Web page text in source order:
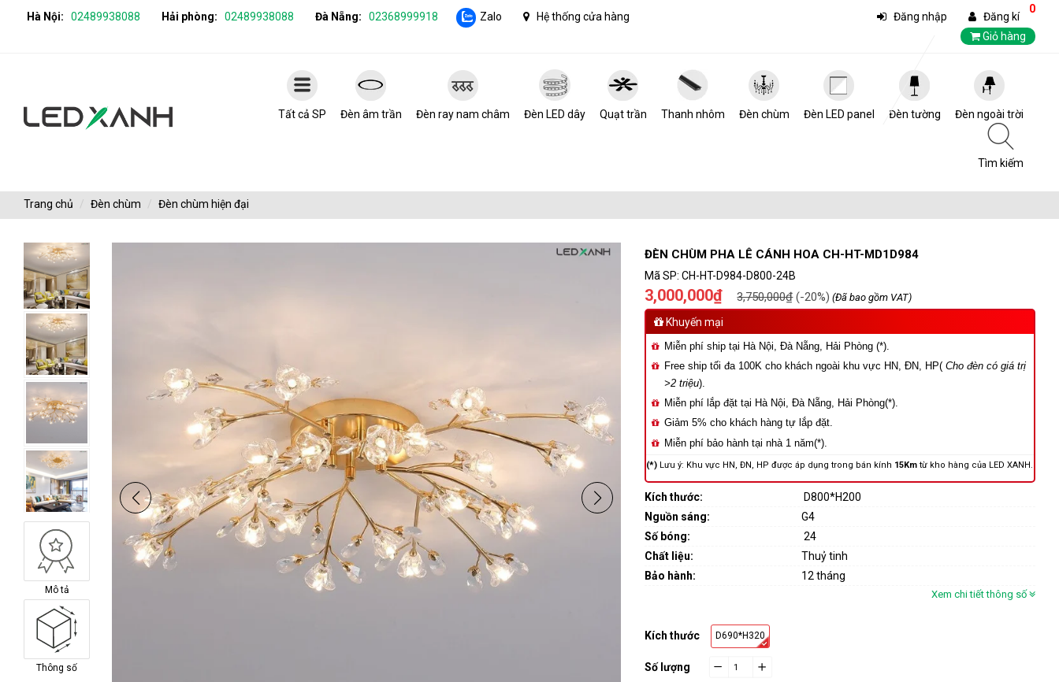
Hà Nội: 02489938088 Hải phòng: 02489938088 Đà Nẵng: 02368999918 Zalo Hệ thống cửa hàng Đăng nhập
Đăng kí
Giỏ hàng
0
Tất cả SP Đèn âm trần Đèn ray nam châm Đèn LED dây Quạt trần Thanh nhôm Đèn chùm Đèn LED panel Đèn tường Đèn ngoài trời
Tìm kiếm
Trang chủ Đèn chùm Đèn chùm hiện đại
Mô tả
Thông số
ĐÈN CHÙM PHA LÊ CÁNH HOA CH-HT-MD1D984
Mã SP: CH-HT-D984-D800-24B
3,000,000₫ 3,750,000₫ (-20%) (Đã bao gồm VAT)
Khuyến mại
Miễn phí ship tại Hà Nội, Đà Nẵng, Hải Phòng (*).
Free ship tối đa 100K cho khách ngoài khu vực HN, ĐN, HP(Cho đèn có giá trị
>2 triệu).
Miễn phí lắp đặt tại Hà Nội, Đà Nẵng, Hải Phòng(*).
Giảm 5% cho khách hàng tự lắp đặt.
Miễn phí bảo hành tại nhà 1 năm(*).
(*) Lưu ý: Khu vực HN, ĐN, HP được áp dụng trong bán kính 15Km từ kho hàng của LED XANH.
Kích thước:
D800*H200
Nguồn sáng:
G4
Số bóng:
24
Chất liệu:
Thuỷ tinh
Bảo hành:
12 tháng
Xem chi tiết thông số
Kích thước D690*H320
Số lượng